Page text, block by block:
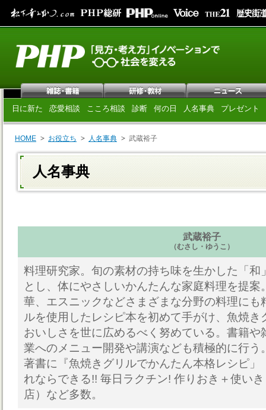
日に新た 恋愛相談 こころ相談 診断 何の日 人名事典 プレゼント
HOME お役立ち 人名事典 武蔵裕子
人名事典
武蔵裕子
（むさし・ゆうこ）
料理研究家。旬の素材の持ち味を生かした「和
とし、体にやさしいかんたんな家庭料理を提案
華、エスニックなどさまざまな分野の料理にも
ルを使用したレシピ本を初めて手がけ、魚焼き
おいしさを世に広めるべく努めている。書籍や
業へのメニュー開発や講演なども積極的に行う
著書に『魚焼きグリルでかんたん本格レシピ」
れならできる!! 毎日ラクチン! 作りおき＋使い
店）など多数。